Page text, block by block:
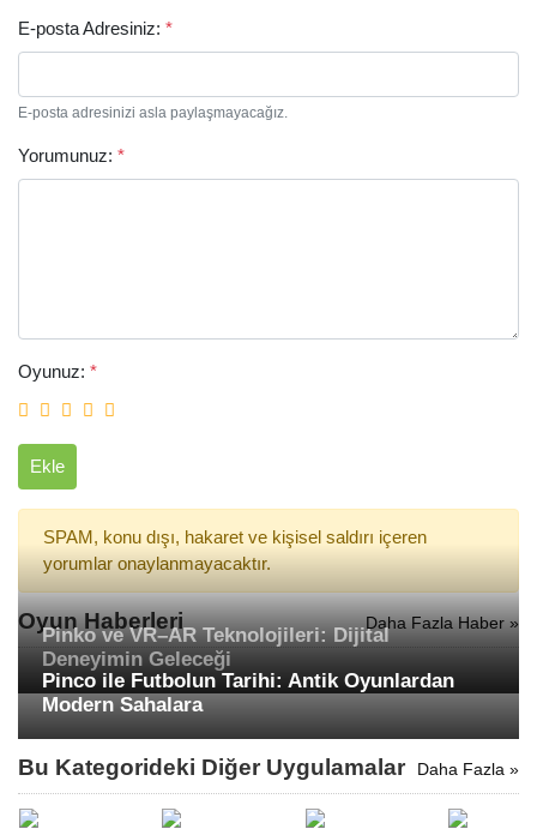
E-posta Adresiniz: *
E-posta adresinizi asla paylaşmayacağız.
Yorumunuz: *
Oyunuz: *
Ekle
SPAM, konu dışı, hakaret ve kişisel saldırı içeren
yorumlar onaylanmayacaktır.
Oyun Haberleri Daha Fazla Haber »
Pinko ve VR–AR Teknolojileri: Dijital
Deneyimin Geleceği
Pinco ile Futbolun Tarihi: Antik Oyunlardan
Modern Sahalara
Bu Kategorideki Diğer Uygulamalar Daha Fazla »